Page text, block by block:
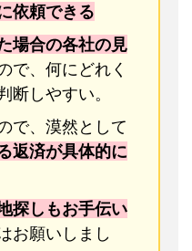
依頼できる
場合の各社の見
で、何にどれく
断しやすい。
で、漠然として
返済が具体的に
探しもお手伝い
お願いしまし